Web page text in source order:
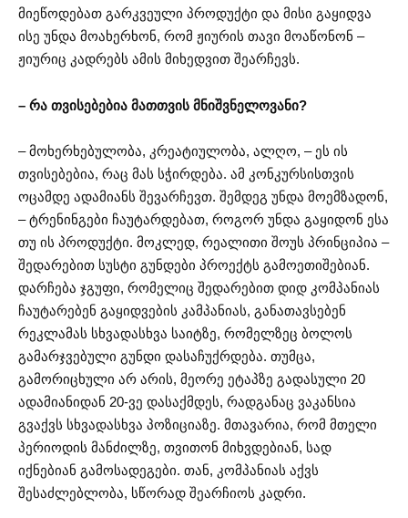
მიეწოდებათ გარკვეული პროდუქტი და მისი გაყიდვა
ისე უნდა მოახერხონ, რომ ჟიურის თავი მოაწონონ –
ჟიურიც კადრებს ამის მიხედვით შეარჩევს.
– რა თვისებებია მათთვის მნიშვნელოვანი?
– მოხერხებულობა, კრეატიულობა, ალღო, – ეს ის
თვისებებია, რაც მას სჭირდება. ამ კონკურსისთვის
ოცამდე ადამიანს შევარჩევთ. შემდეგ უნდა მოემზადონ,
– ტრენინგები ჩაუტარდებათ, როგორ უნდა გაყიდონ ესა
თუ ის პროდუქტი. მოკლედ, რეალითი შოუს პრინციპია –
შედარებით სუსტი გუნდები პროექტს გამოეთიშებიან.
დარჩება ჯგუფი, რომელიც შედარებით დიდ კომპანიას
ჩაუტარებენ გაყიდვების კამპანიას, განათავსებენ
რეკლამას სხვადასხვა საიტზე, რომელზეც ბოლოს
გამარჯვებული გუნდი დასაჩუქრდება. თუმცა,
გამორიცხული არ არის, მეორე ეტაპზე გადასული 20
ადამიანიდან 20-ვე დასაქმდეს, რადგანაც ვაკანსია
გვაქვს სხვადასხვა პოზიციაზე. მთავარია, რომ მთელი
პერიოდის მანძილზე, თვითონ მიხვდებიან, სად
იქნებიან გამოსადეგები. თან, კომპანიას აქვს
შესაძლებლობა, სწორად შეარჩიოს კადრი.